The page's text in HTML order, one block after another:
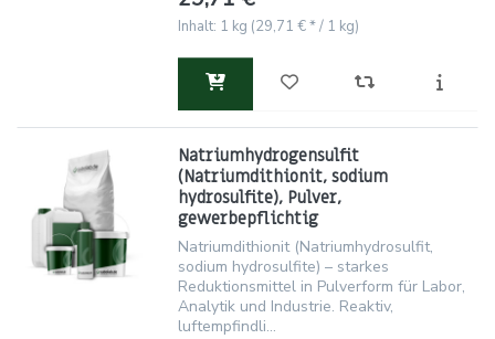
Inhalt: 1 kg (29,71 € * / 1 kg)
Natriumhydrogensulfit
(Natriumdithionit, sodium
hydrosulfite), Pulver,
gewerbepflichtig
Natriumdithionit (Natriumhydrosulfit,
sodium hydrosulfite) – starkes
Reduktionsmittel in Pulverform für Labor,
Analytik und Industrie. Reaktiv,
luftempfindli...